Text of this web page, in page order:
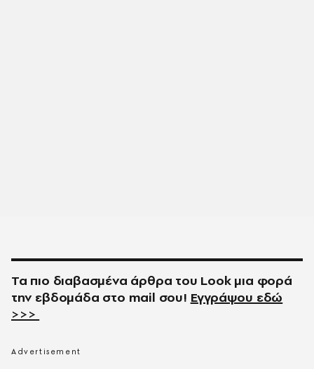
Τα πιο διαβασμένα άρθρα του Look μια φορά
την εβδομάδα στο mail σου! Εγγράψου εδώ
>>>